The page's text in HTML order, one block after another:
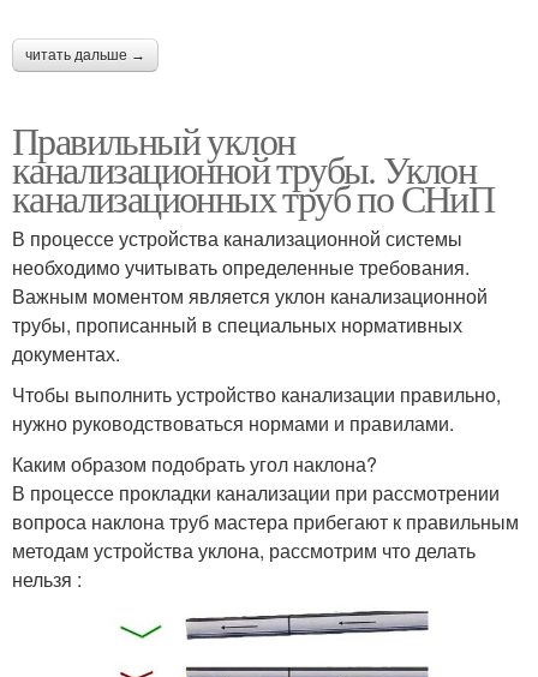
читать дальше →
Правильный уклон
канализационной трубы. Уклон
канализационных труб по СНиП
В процессе устройства канализационной системы
необходимо учитывать определенные требования.
Важным моментом является уклон канализационной
трубы, прописанный в специальных нормативных
документах.
Чтобы выполнить устройство канализации правильно,
нужно руководствоваться нормами и правилами.
Каким образом подобрать угол наклона?
В процессе прокладки канализации при рассмотрении
вопроса наклона труб мастера прибегают к правильным
методам устройства уклона, рассмотрим что делать
нельзя :